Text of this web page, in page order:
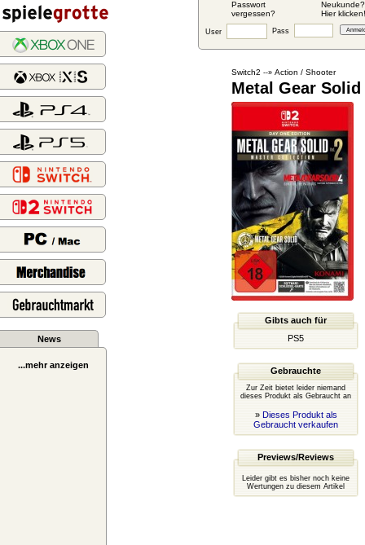
Passwort
vergessen?
Neukunde?
Hier klicken!
User Pass
News
...mehr anzeigen
Switch2 --» Action / Shooter
Metal Gear
Gibts auch für
PS5
Gebrauchte
Zur Zeit bietet leider niemand
dieses Produkt als Gebraucht an
» Dieses Produkt als
Gebraucht verkaufen
Previews/Reviews
Leider gibt es bisher noch keine
Wertungen zu diesem Artikel